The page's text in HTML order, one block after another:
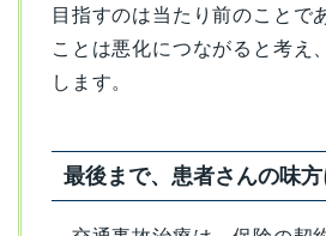
目指すのは当たり前のことで
ことは悪化につながると考え
します。
最後まで、患者さんの味方